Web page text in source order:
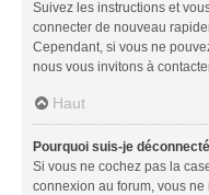
Suivez les instructions et
connecter de nouveau
Cependant, si vous ne
nous vous invitons à
Haut
Pourquoi suis-je
Si vous ne cochez pas la
connexion au forum, vous